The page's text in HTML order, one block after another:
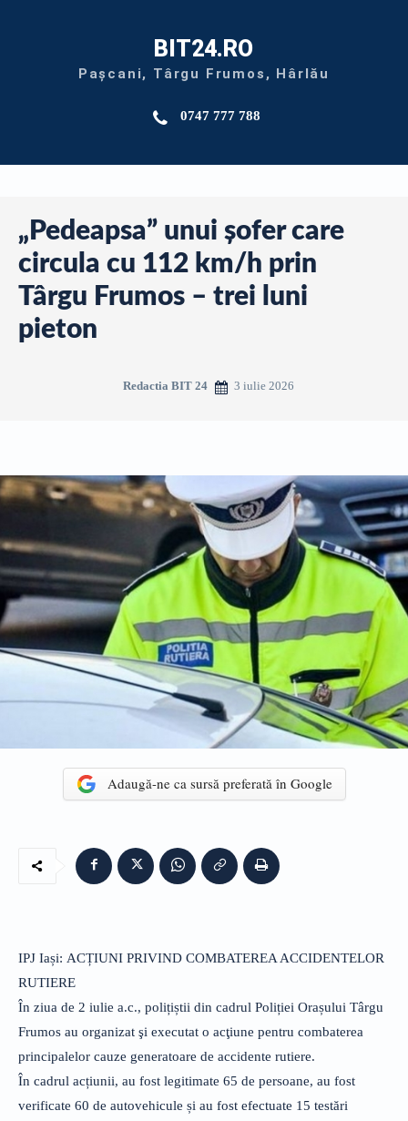
BIT24.RO
Pașcani, Târgu Frumos, Hârlău
0747 777 788
„Pedeapsa” unui șofer care
circula cu 112 km/h prin
Târgu Frumos – trei luni
pieton
Redactia BIT 24 3 iulie 2026
Adaugă-ne ca sursă preferată în Google
IPJ Iași: ACȚIUNI PRIVIND COMBATEREA ACCIDENTELOR
RUTIERE
În ziua de 2 iulie a.c., polițiștii din cadrul Poliției Orașului Târgu
Frumos au organizat şi executat o acţiune pentru combaterea
principalelor cauze generatoare de accidente rutiere.
În cadrul acțiunii, au fost legitimate 65 de persoane, au fost
verificate 60 de autovehicule și au fost efectuate 15 testări